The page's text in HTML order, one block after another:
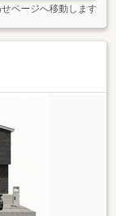
ページへ移動します